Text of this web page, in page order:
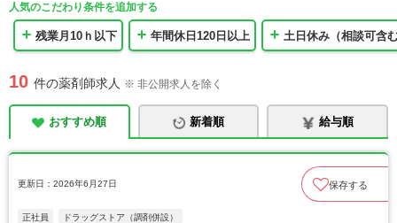
人気のこだわり条件を追加する
残業月10ｈ以下 年間休日120日以上 土日休み（相談可含
10 件の薬剤師求人 ※ 非公開求人を除く
おすすめ順 新着順 給与順
更新日：2026年6月27日 保存する
正社員 ドラッグストア（調剤併設）